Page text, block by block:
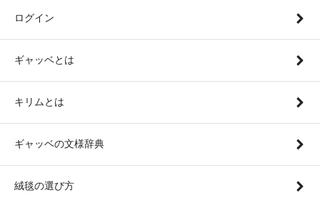
ログイン
ギャッベとは
キリムとは
ギャッベの文様辞典
絨毯の選び方